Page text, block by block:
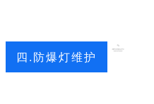
四.防爆灯维护